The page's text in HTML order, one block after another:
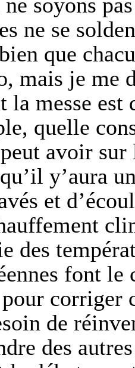
ne se
que
mais je me
la messe est
quelle
avoir sur
y’aura
et
des
font le
corriger
de
des